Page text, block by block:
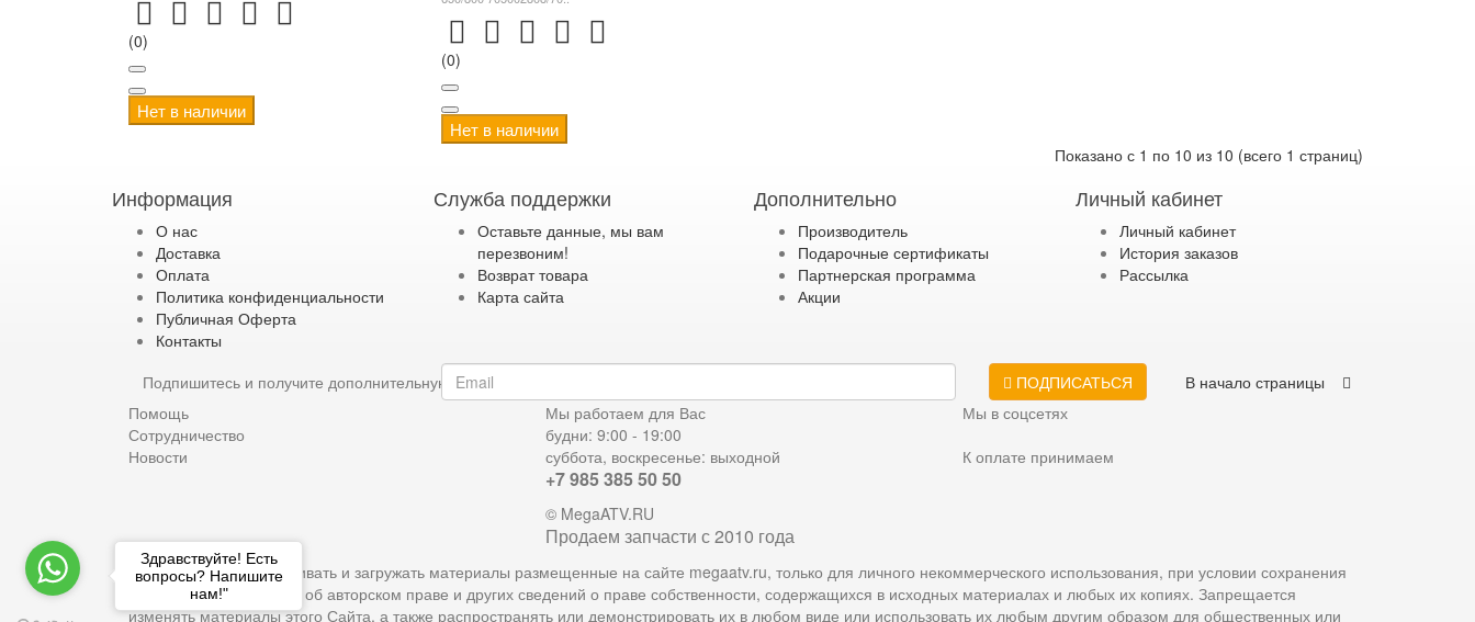
(0)
Нет в наличии
(0)
Нет в наличии
Показано с 1 по 10 из 10 (всего 1 страниц)
Информация
О нас
Доставка
Оплата
Политика конфиденциальности
Публичная Оферта
Контакты
Служба поддержки
Оставьте данные, мы вам
перезвоним!
Возврат товара
Карта сайта
Дополнительно
Производитель
Подарочные сертификаты
Партнерская программа
Акции
Личный кабинет
Личный кабинет
История заказов
Рассылка
Подпишитесь и получите дополнительную скидку ПОДПИСАТЬСЯ
В начало страницы
Помощь
Сотрудничество
Новости
Мы работаем для Вас
будни: 9:00 - 19:00
суббота, воскресенье: выходной
+7 985 385 50 50
© MegaATV.RU
Продаем запчасти с 2010 года
Мы в соцсетях
К оплате принимаем
Разрешается просматривать и загружать материалы размещенные на сайте megaatv.ru, только для личного некоммерческого использования, при условии сохранения
вами всей информации об авторском праве и других сведений о праве собственности, содержащихся в исходных материалах и любых их копиях. Запрещается
изменять материалы этого Сайта, а также распространять или демонстрировать их в любом виде или использовать их любым другим образом для общественных или
Здравствуйте! Есть
вопросы? Напишите
нам!"